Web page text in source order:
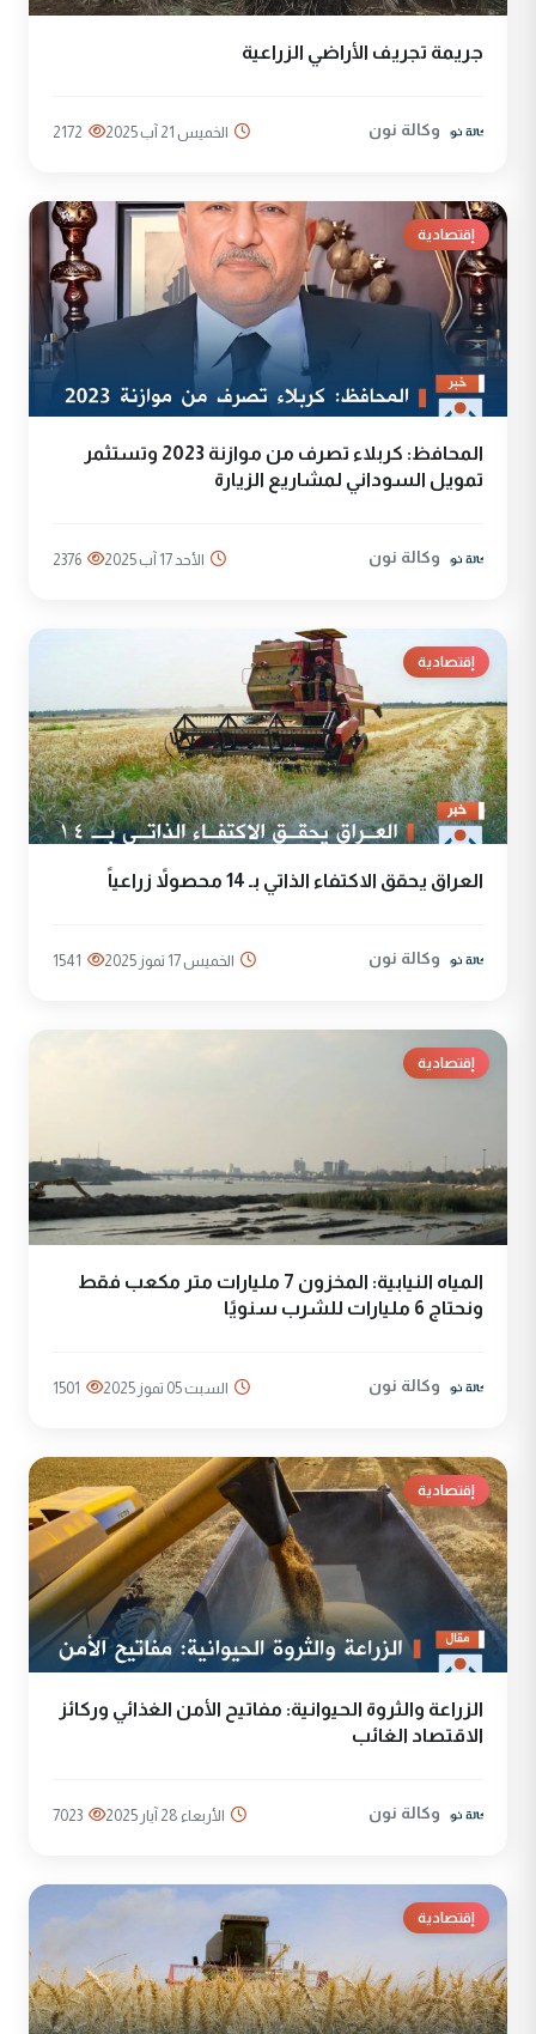
جريمة تجريف الأراضي الزراعية
وكالة نون الخميس 21 آب 2025 2172
إقتصادية
المحافظ: كربلاء تصرف من موازنة 2023 وتستثمر
تمويل السوداني لمشاريع الزيارة
وكالة نون الأحد 17 آب 2025 2376
إقتصادية
العراق يحقق الاكتفاء الذاتي بـ 14 محصولاً زراعياً
وكالة نون الخميس 17 تموز 2025 1541
إقتصادية
المياه النيابية: المخزون 7 مليارات متر مكعب فقط
ونحتاج 6 مليارات للشرب سنويًا
وكالة نون السبت 05 تموز 2025 1501
إقتصادية
الزراعة والثروة الحيوانية: مفاتيح الأمن الغذائي وركائز
الاقتصاد الغائب
وكالة نون الأربعاء 28 آيار 2025 7023
إقتصادية